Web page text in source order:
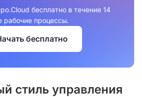
бесплатно в течение 14
рабочие процессы.
бесплатно
стиль управления